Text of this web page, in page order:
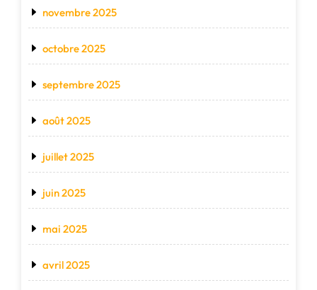
novembre 2025
octobre 2025
septembre 2025
août 2025
juillet 2025
juin 2025
mai 2025
avril 2025